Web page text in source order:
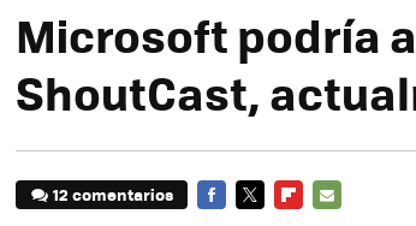
Microsoft podría
ShoutCast,
12 comentarios